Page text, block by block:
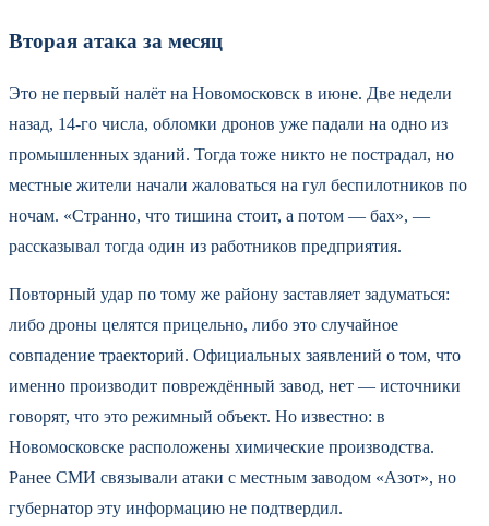
Вторая атака за месяц
Это не первый налёт на Новомосковск в июне. Две недели
назад, 14-го числа, обломки дронов уже падали на одно из
промышленных зданий. Тогда тоже никто не пострадал, но
местные жители начали жаловаться на гул беспилотников по
ночам. «Странно, что тишина стоит, а потом — бах», —
рассказывал тогда один из работников предприятия.
Повторный удар по тому же району заставляет задуматься:
либо дроны целятся прицельно, либо это случайное
совпадение траекторий. Официальных заявлений о том, что
именно производит повреждённый завод, нет — источники
говорят, что это режимный объект. Но известно: в
Новомосковске расположены химические производства.
Ранее СМИ связывали атаки с местным заводом «Азот», но
губернатор эту информацию не подтвердил.